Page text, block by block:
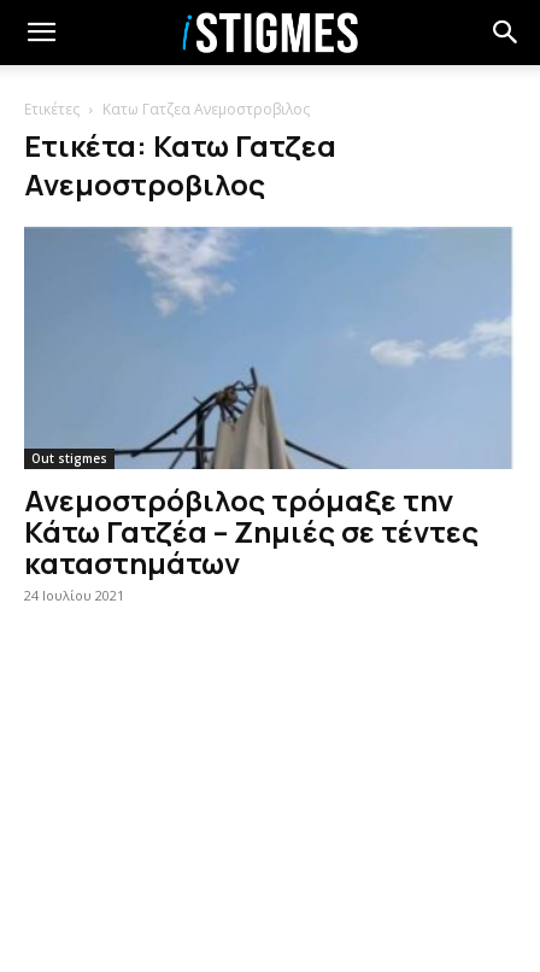
Ετικέτες Κατω Γατζεα Ανεμοστροβιλος
Ετικέτα: Κατω Γατζεα
Ανεμοστροβιλος
Out stigmes
Ανεμοστρόβιλος τρόμαξε την
Κάτω Γατζέα – Ζημιές σε τέντες
καταστημάτων
24 Ιουλίου 2021